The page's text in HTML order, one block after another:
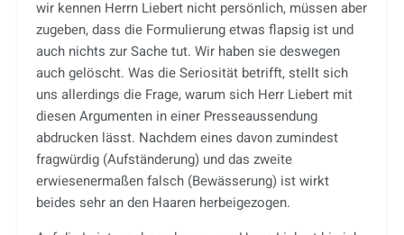
wir kennen Herrn Liebert nicht persönlich, müssen aber
zugeben, dass die Formulierung etwas flapsig ist und
auch nichts zur Sache tut. Wir haben sie deswegen
auch gelöscht. Was die Seriosität betrifft, stellt sich
uns allerdings die Frage, warum sich Herr Liebert mit
diesen Argumenten in einer Presseaussendung
abdrucken lässt. Nachdem eines davon zumindest
fragwürdig (Aufständerung) und das zweite
erwiesenermaßen falsch (Bewässerung) ist wirkt
beides sehr an den Haaren herbeigezogen.